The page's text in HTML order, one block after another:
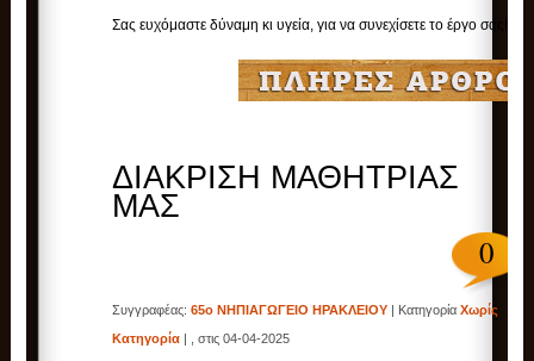
Σας ευχόμαστε δύναμη κι υγεία, για να συνεχίσετε το έργο σας!
ΔΙΑΚΡΙΣΗ ΜΑΘΗΤΡΙΑΣ
ΜΑΣ
0
Συγγραφέας:65ο ΝΗΠΙΑΓΩΓΕΙΟ ΗΡΑΚΛΕΙΟΥ | ΚατηγορίαΧωρίς
Κατηγορία | , στις 04-04-2025